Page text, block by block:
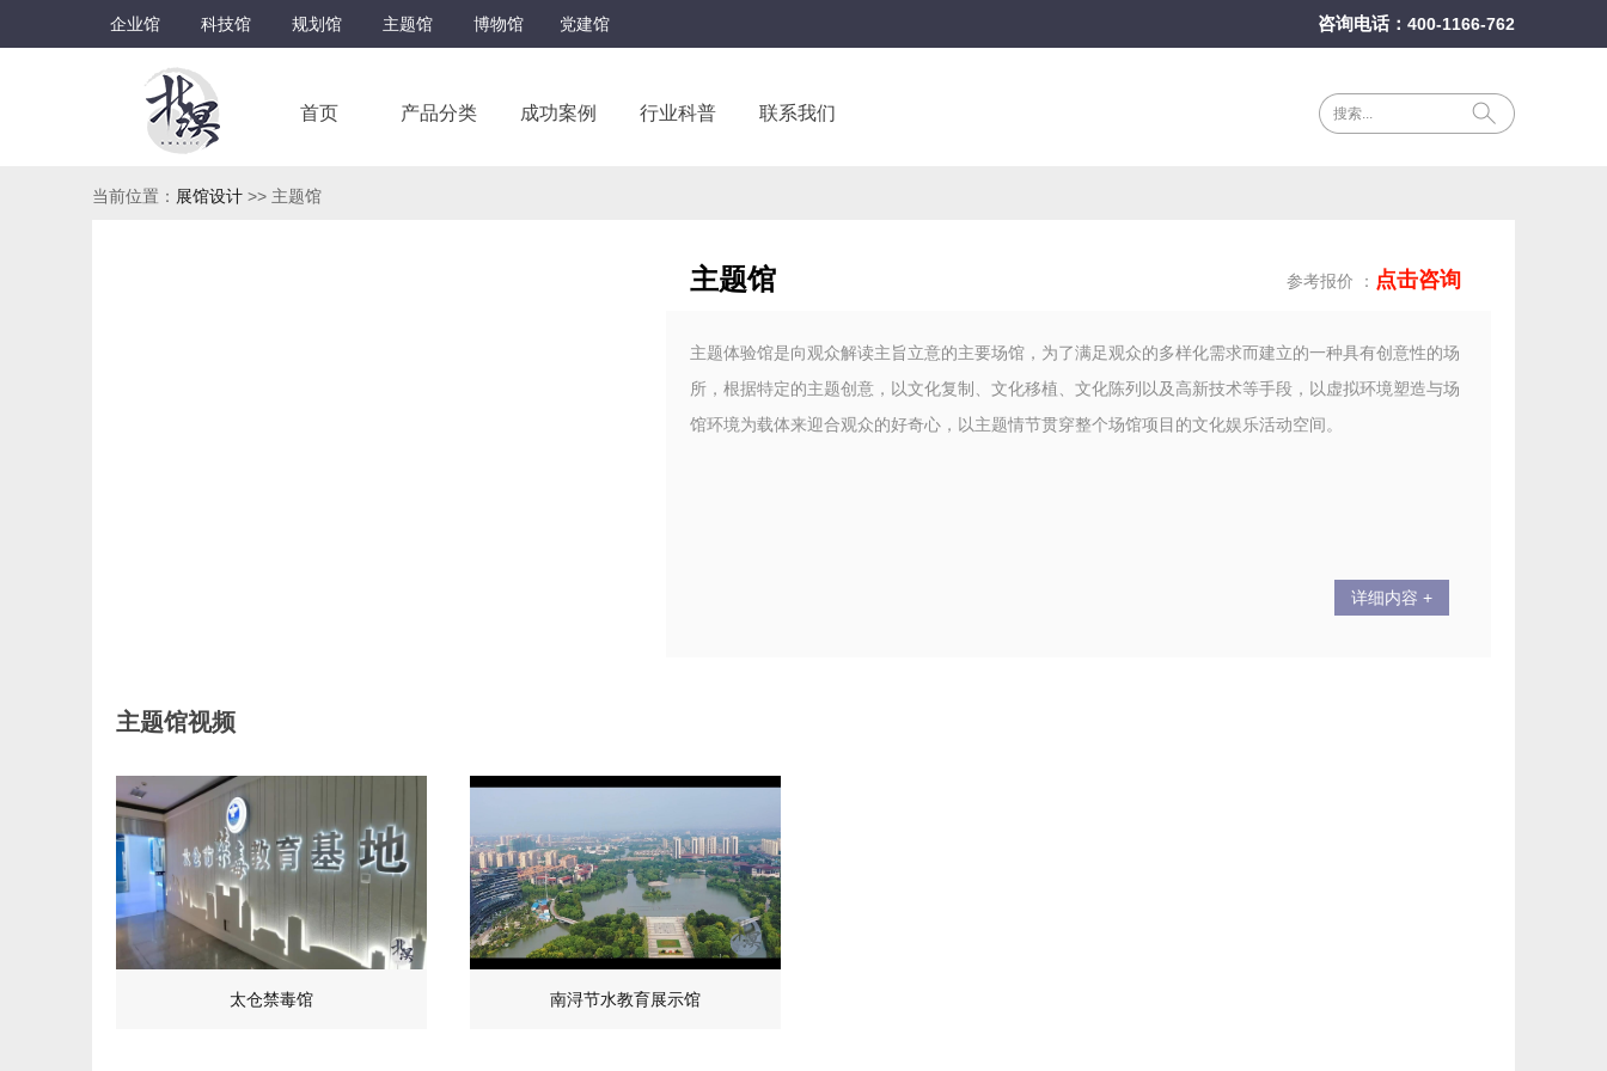
企业馆 科技馆 规划馆 主题馆 博物馆 党建馆 咨询电话： 400-1166-762
首页 产品分类 成功案例 行业科普 联系我们
当前位置： 展馆设计 >> 主题馆
主题馆 参考报价 ： 点击咨询
主题体验馆是向观众解读主旨立意的主要场馆，为了满足观众的多样化需求而建立的一种具有创意性的场
所，根据特定的主题创意，以文化复制、文化移植、文化陈列以及高新技术等手段，以虚拟环境塑造与场
馆环境为载体来迎合观众的好奇心，以主题情节贯穿整个场馆项目的文化娱乐活动空间。
详细内容 +
主题馆视频
太仓禁毒馆 南浔节水教育展示馆